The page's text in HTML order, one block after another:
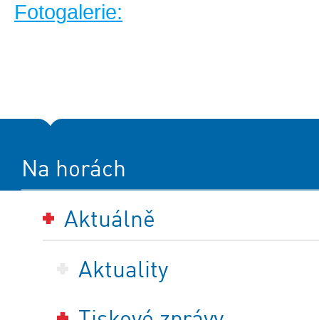
Fotogalerie:
Na horách
Aktuálně
Aktuality